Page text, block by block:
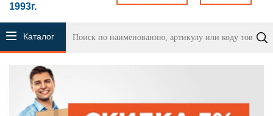
1993г.
Каталог
продукции